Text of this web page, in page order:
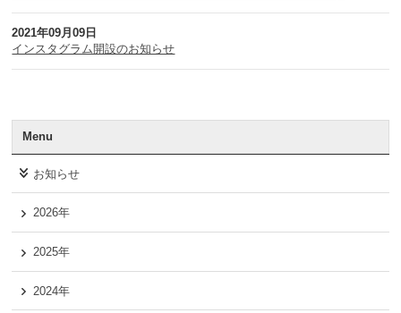
2021年09月09日
インスタグラム開設のお知らせ
Menu
お知らせ
2026年
2025年
2024年